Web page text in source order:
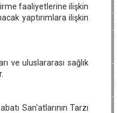
faaliyetlerine ilişkin
yaptırımlara ilişkin
ve uluslararası sağlık
San'atlarının Tarzı